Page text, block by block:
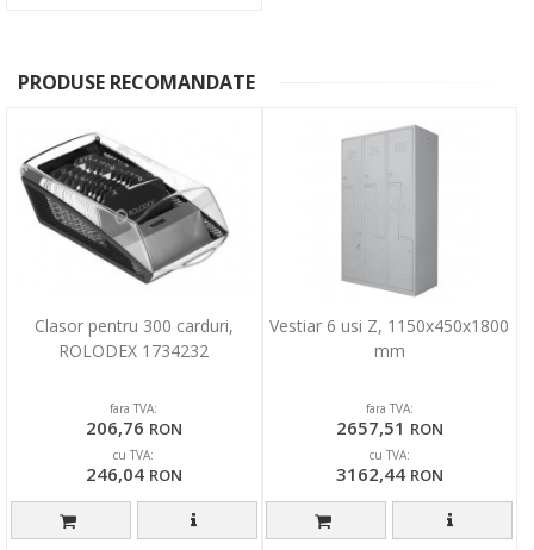
PRODUSE RECOMANDATE
Clasor pentru 300 carduri,
ROLODEX 1734232
fara TVA:
206,76 RON
cu TVA:
246,04 RON
Vestiar 6 usi Z, 1150x450x1800
mm
fara TVA:
2657,51 RON
cu TVA:
3162,44 RON